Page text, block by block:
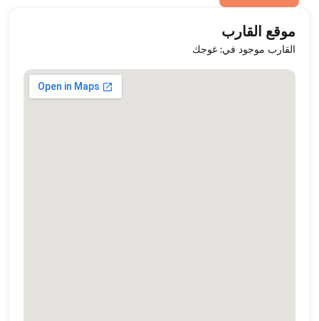
موقع القارب
القارب موجود في: غوجك